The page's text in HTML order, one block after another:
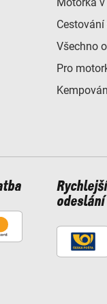
Všechno
Pro
Rychlejší
odeslání